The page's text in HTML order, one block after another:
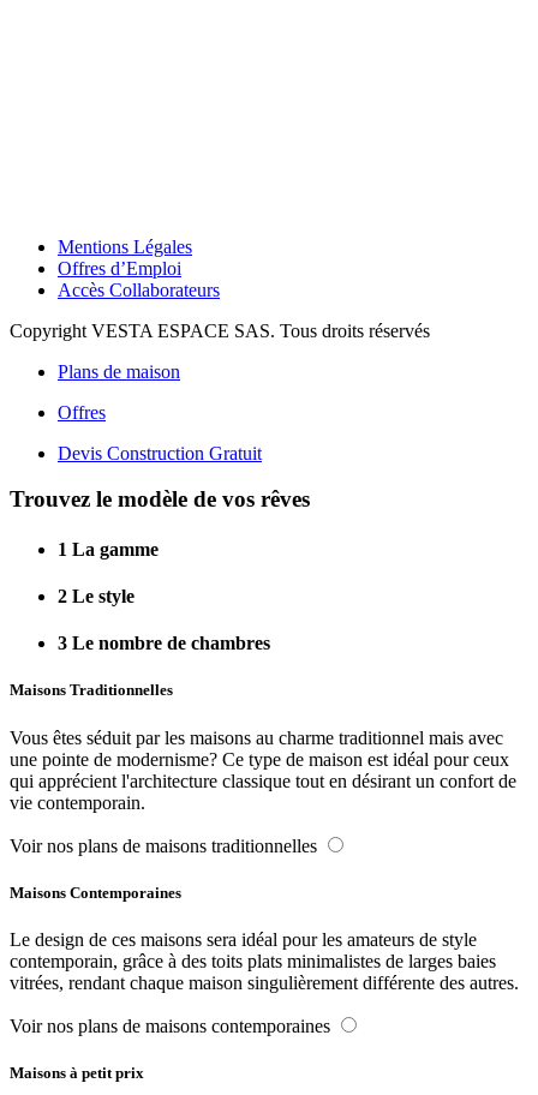
Mentions Légales
Offres d’Emploi
Accès Collaborateurs
Copyright VESTA ESPACE SAS. Tous droits réservés
Plans de maison
Offres
Devis Construction Gratuit
Trouvez le modèle de vos rêves
1 La gamme
2 Le style
3 Le nombre de chambres
Maisons Traditionnelles
Vous êtes séduit par les maisons au charme traditionnel mais avec
une pointe de modernisme? Ce type de maison est idéal pour ceux
qui apprécient l'architecture classique tout en désirant un confort de
vie contemporain.
Voir nos plans de maisons traditionnelles
Maisons Contemporaines
Le design de ces maisons sera idéal pour les amateurs de style
contemporain, grâce à des toits plats minimalistes de larges baies
vitrées, rendant chaque maison singulièrement différente des autres.
Voir nos plans de maisons contemporaines
Maisons à petit prix